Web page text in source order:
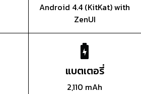
Android 4.4 (KitKat) with
ZenUI
แบตเตอรี่
2,110 mAh